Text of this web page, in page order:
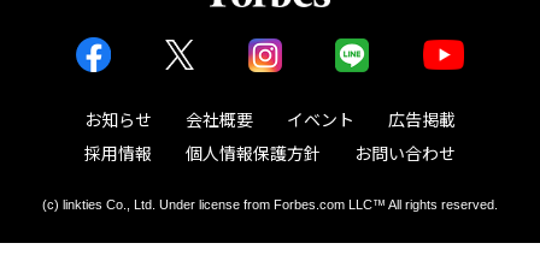
お知らせ 会社概要 イベント
広告掲載
採用情報
個人情報保護方針 お問い合わせ
(c) linkties Co., Ltd. Under license from Forbes.com LLC™ All rights reserved.